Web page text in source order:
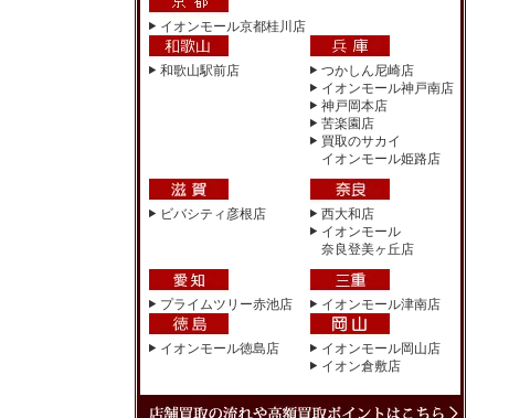
イオンモール京都桂川店
和歌山駅前店
つかしん尼崎店
イオンモール神戸南店
神戸岡本店
苦楽園店
買取のサカイ
イオンモール姫路店
ビバシティ彦根店
西大和店
イオンモール
奈良登美ヶ丘店
プライムツリー赤池店 イオンモール津南店
イオンモール徳島店
イオンモール岡山店
イオン倉敷店